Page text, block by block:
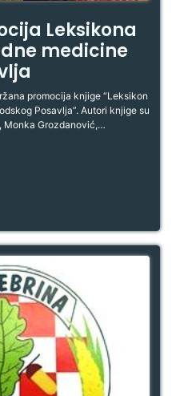
Leksikona
medicine
promocija knjige “Leksikon
Posavlja”. Autori knjige su
Monka Grozdanović,…